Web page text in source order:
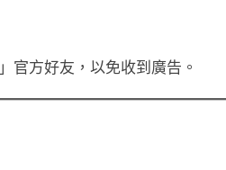
官方好友，以免收到廣告。